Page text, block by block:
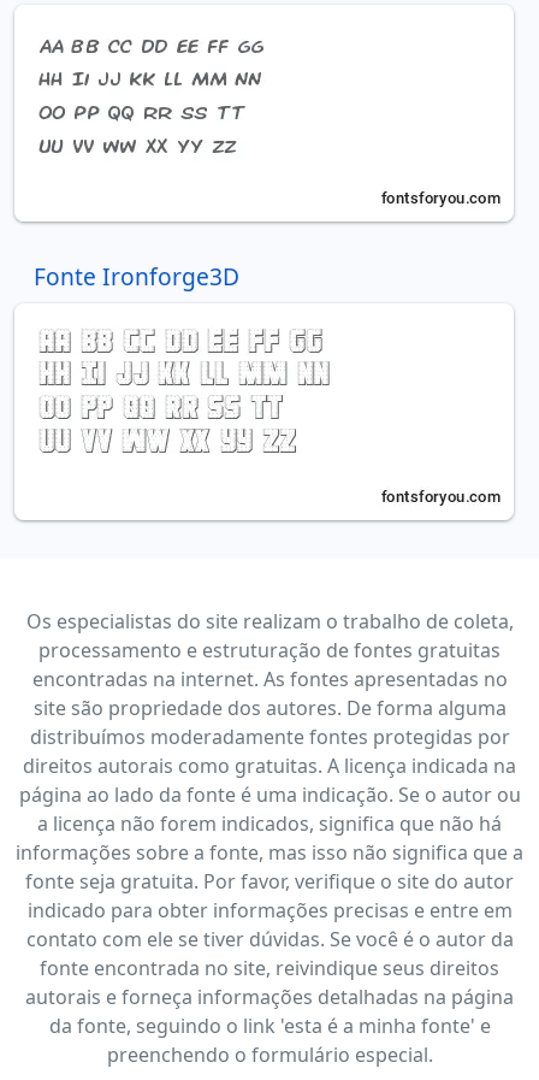
Fonte Ironforge3D
Os especialistas do site realizam o trabalho de coleta,
processamento e estruturação de fontes gratuitas
encontradas na internet. As fontes apresentadas no
site são propriedade dos autores. De forma alguma
distribuímos moderadamente fontes protegidas por
direitos autorais como gratuitas. A licença indicada na
página ao lado da fonte é uma indicação. Se o autor ou
a licença não forem indicados, significa que não há
informações sobre a fonte, mas isso não significa que a
fonte seja gratuita. Por favor, verifique o site do autor
indicado para obter informações precisas e entre em
contato com ele se tiver dúvidas. Se você é o autor da
fonte encontrada no site, reivindique seus direitos
autorais e forneça informações detalhadas na página
da fonte, seguindo o link 'esta é a minha fonte' e
preenchendo o formulário especial.